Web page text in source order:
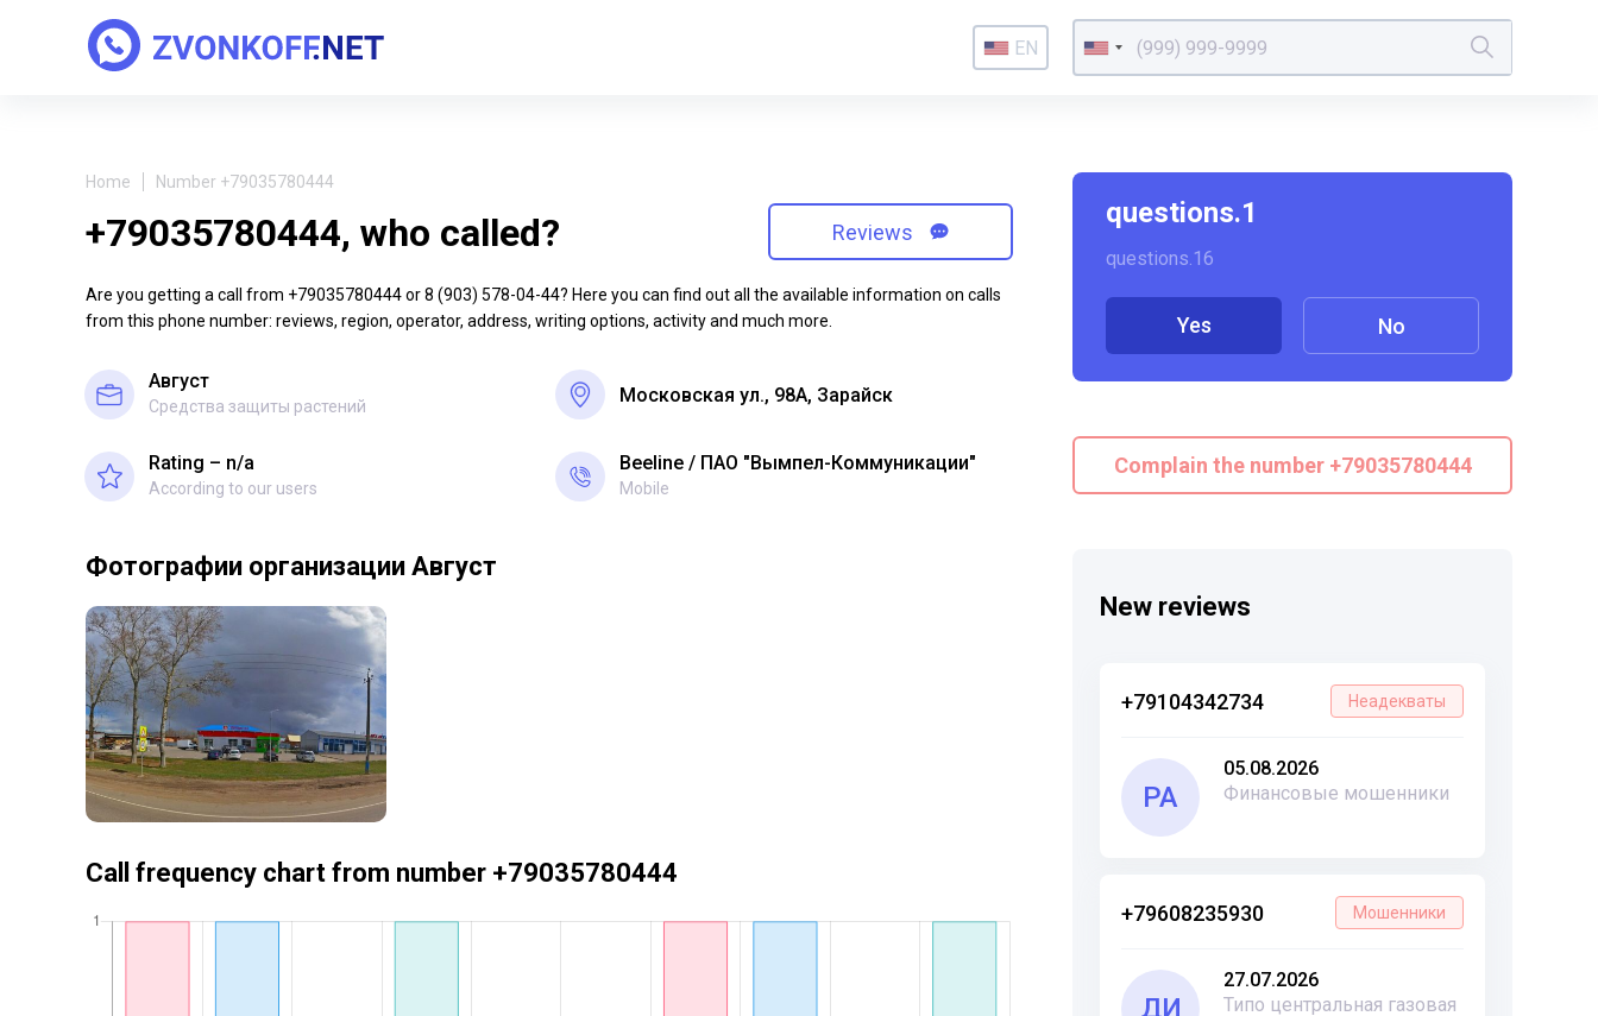
EN
Home Number +79035780444
+79035780444, who called? Reviews
Are you getting a call from +79035780444 or 8 (903) 578-04-44? Here you can find out all the available information on calls
from this phone number: reviews, region, operator, address, writing options, activity and much more.
Август
Средства защиты растений Московская ул., 98А, Зарайск
Rating – n/a
According to our users
Beeline ПАО "Вымпел-Коммуникации"
Mobile
Фотографии организации Август
questions.1
questions.16
Yes No
Complain the number +79035780444
New reviews
+79104342734 Неадекваты
РА
05.08.2026
Финансовые мошенники
+79608235930 Мошенники
ДИ
27.07.2026
Типо центральная газовая
Call frequency chart from number +79035780444